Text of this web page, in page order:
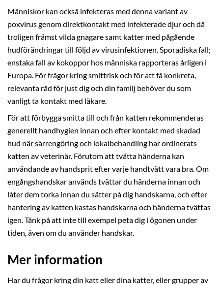
Människor kan också infekteras med denna variant av
poxvirus genom direktkontakt med infekterade djur och då
troligen främst vilda gnagare samt katter med pågående
hudförändringar till följd av virusinfektionen. Sporadiska fall;
enstaka fall av kokoppor hos människa rapporteras årligen i
Europa. För frågor kring smittrisk och för att få konkreta,
relevanta råd för just dig och din familj behöver du som
vanligt ta kontakt med läkare.
För att förbygga smitta till och från katten rekommenderas
generellt handhygien innan och efter kontakt med skadad
hud när sårrengöring och lokalbehandling har ordinerats
katten av veterinär. Förutom att tvätta händerna kan
användande av handsprit efter varje handtvätt vara bra. Om
engångshandskar används tvättar du händerna innan och
låter dem torka innan du sätter på dig handskarna, och efter
hantering av katten kastas handskarna och händerna tvättas
igen. Tänk på att inte till exempel peta dig i ögonen under
tiden, även om du använder handskar.
Mer information
Har du frågor kring din katt eller dina katter, eller grupper av